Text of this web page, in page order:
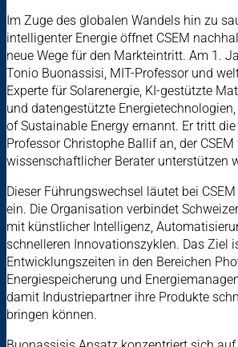
Im Zuge des globalen Wandels hin zu
intelligenter Energie öffnet CSEM
neue Wege für den Markteintritt. Am 1.
Tonio Buonassisi, MIT-Professor und
Experte für Solarenergie, KI-gestützte
und datengestützte
of Sustainable Energy ernannt. Er tritt
Professor Christophe Ballif an, der
wissenschaftlicher Berater unterstützen
Dieser Führungswechsel läutet bei
ein. Die Organisation verbindet
mit künstlicher Intelligenz,
schnelleren Innovationszyklen. Das Ziel
Entwicklungszeiten in den Bereichen
Energiespeicherung und
damit Industriepartner ihre Produkte
bringen können.